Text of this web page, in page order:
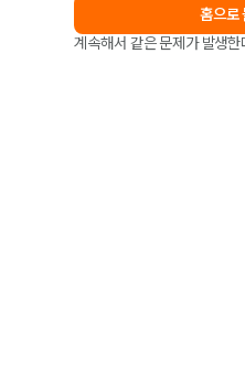
홈으로
계속해서 같은 문제가 발생한